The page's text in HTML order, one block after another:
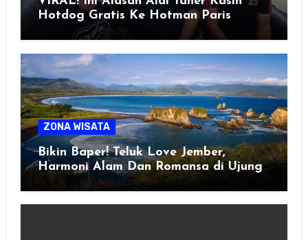
Hotdog Gratis Ke Hotman Paris
ZONA WISATA
Bikin Baper! Teluk Love Jember,
Harmoni Alam Dan Romansa di Ujung
Selatan Jawa